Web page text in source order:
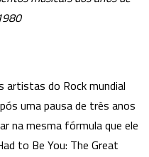
“Blood
Red
Roses”
artistas do Rock mundial
uma pausa de três anos
na mesma fórmula que ele
to Be You: The Great